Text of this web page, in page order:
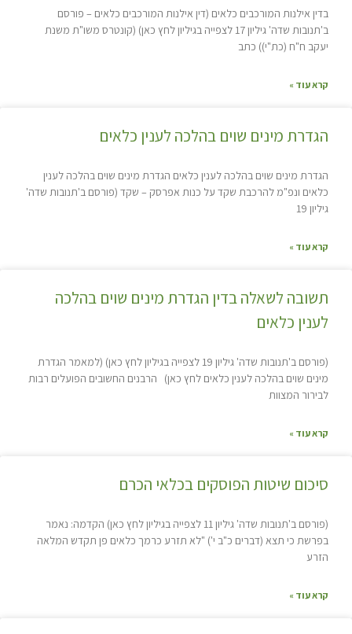
בדין אילנות המורכבים כלאים (דין אילנות המורכבים כלאים – פורסם
ב'תנובות שדה' גיליון 17 לצפייה בגיליון לחץ כאן) (קונטרס משו"ת משנת
יעקב ח"ח (כת"י)) כתב
קרא עוד »
הגדרת מינים שוים בהלכה לענין כלאים
הגדרת מינים שוים בהלכה לענין כלאים הגדרת מינים שוים בהלכה לענין
כלאים ונפ"מ להרכבת שקד על כנות אפרסק – שקד (פורסם ב'תנובות שדה'
גיליון 19
קרא עוד »
תשובה לשאלה בדין הגדרת מינים שוים בהלכה
לענין כלאים
(פורסם ב'תנובות שדה' גיליון 19 לצפייה בגיליון לחץ כאן) (למאמר הגדרת
מינים שוים בהלכה לענין כלאים לחץ כאן) הרבנים החשובים הפועלים רבות
לבירור המצוות
קרא עוד »
סיכום שיטות הפוסקים בכלאי הכרם
(פורסם ב'תנובות שדה' גיליון 11 לצפייה בגיליון לחץ כאן) הקדמה: נאמר
בפרשת כי תצא (דברים כ"ב י') "לא תזרע כרמך כלאים פן תקדש המלאה
הזרע
קרא עוד »